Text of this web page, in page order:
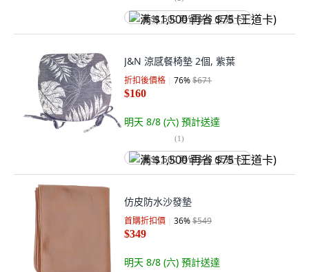
满 $1,500 再省 $75 (王道卡)
J&N 涼感餐椅墊 2個, 紫葉
折扣後價格 76%$671
$160
明天 8/8 (六) 預計送達
(1)
满 $1,500 再省 $75 (王道卡)
仿皮防水沙發墊
首購折扣價 36%$549
$349
明天 8/8 (六) 預計送達